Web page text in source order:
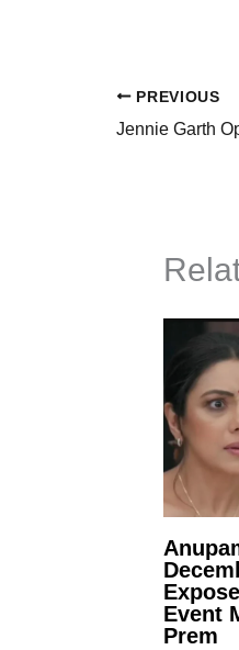
PREVIOUS
Event
Prem